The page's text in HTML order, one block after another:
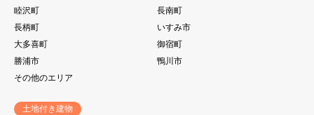
睦沢町
長南町
長柄町
いすみ市
大多喜町
御宿町
勝浦市
鴨川市
その他のエリア
土地付き建物